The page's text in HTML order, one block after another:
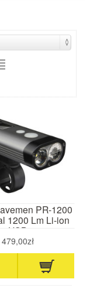
PR-1200
1200 Lm Li-ion
USB
479,00zł